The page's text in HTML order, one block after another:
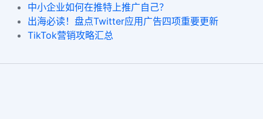
中小企业如何在推特上推广自己？
出海必读！盘点Twitter应用广告四项重要更新
TikTok营销攻略汇总